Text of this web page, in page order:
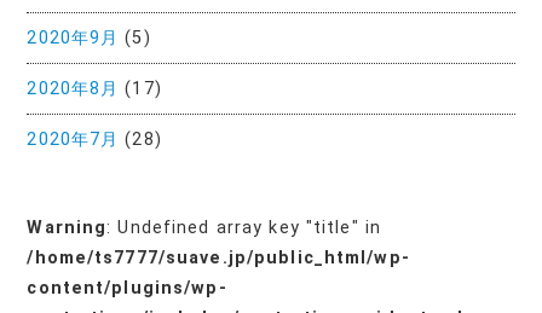
2020年9月 (5)
2020年8月 (17)
2020年7月 (28)
Warning: Undefined array key "title" in
/home/ts7777/suave.jp/public_html/wp-
content/plugins/wp-